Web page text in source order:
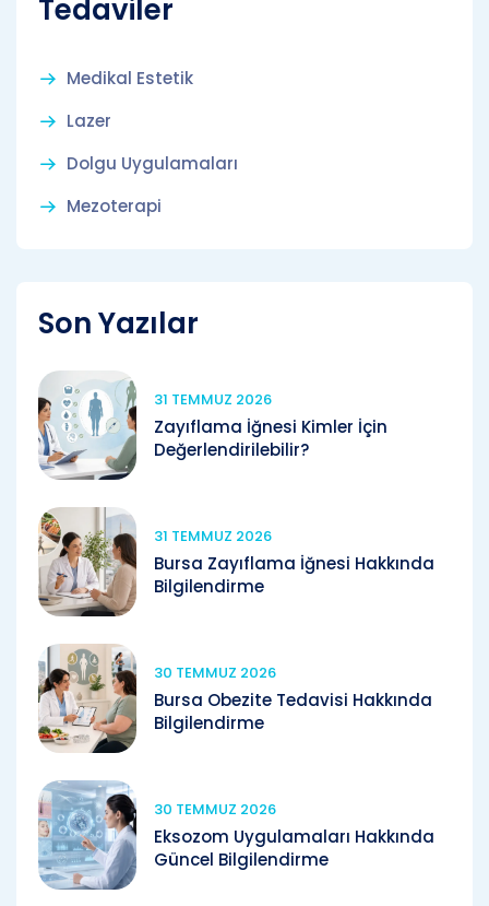
Tedaviler
Medikal Estetik
Lazer
Dolgu Uygulamaları
Mezoterapi
Son Yazılar
31 TEMMUZ 2026
Zayıflama İğnesi Kimler İçin
Değerlendirilebilir?
31 TEMMUZ 2026
Bursa Zayıflama İğnesi Hakkında
Bilgilendirme
30 TEMMUZ 2026
Bursa Obezite Tedavisi Hakkında
Bilgilendirme
30 TEMMUZ 2026
Eksozom Uygulamaları Hakkında
Güncel Bilgilendirme